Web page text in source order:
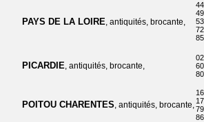
PAYS DE LA LOIRE, antiquités, brocante,
PICARDIE, antiquités, brocante,
POITOU CHARENTES, antiquités, brocante,